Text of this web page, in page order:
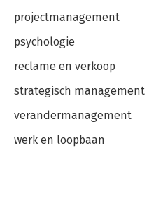
projectmanagement
psychologie
reclame en verkoop
strategisch management
verandermanagement
werk en loopbaan